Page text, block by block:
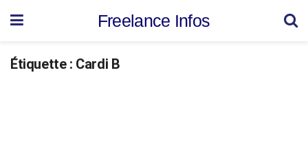
Freelance Infos
Étiquette : Cardi B